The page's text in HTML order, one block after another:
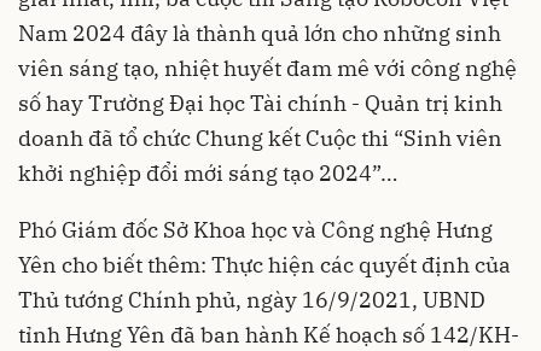
Nam 2024 đây là thành quả lớn cho những sinh
viên sáng tạo, nhiệt huyết đam mê với công nghệ
số hay Trường Đại học Tài chính - Quản trị kinh
doanh đã tổ chức Chung kết Cuộc thi “Sinh viên
khởi nghiệp đổi mới sáng tạo 2024”…
Phó Giám đốc Sở Khoa học và Công nghệ Hưng
Yên cho biết thêm: Thực hiện các quyết định của
Thủ tướng Chính phủ, ngày 16/9/2021, UBND
tỉnh Hưng Yên đã ban hành Kế hoạch số 142/KH-